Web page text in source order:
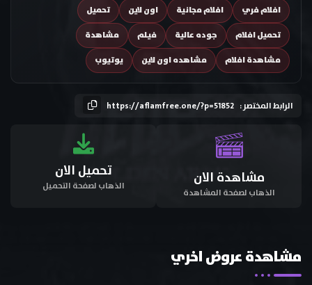
افلام فري
افلام مجانية اون لاين
تحميل
تحميل افلام
جوده عالية فيلم
مشاهدة
مشاهدة افلام
مشاهده اون لاين يوتيوب
الرابط المختصر : https://aflamfree.one/?p=51852
مشاهدة الان
الذهاب لصفحة المشاهدة
تحميل الان
الذهاب لصفحة التحميل
مشاهدة عروض اخري